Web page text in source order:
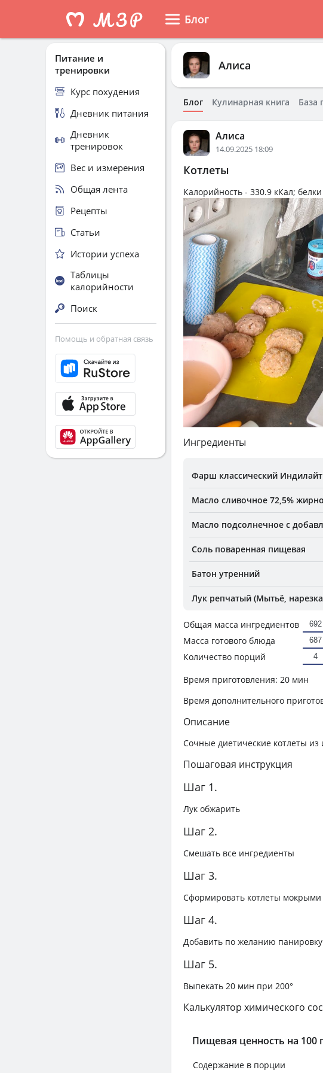
Блог
Алиса
Блог Кулинарная книга База
Алиса
14.09.2025 18:09
Котлеты
Калорийность - 330.9 кКал;
Ингредиенты
Фарш классический Индилайт
Масло сливочное 72,5%
Масло подсолнечное с
Соль поваренная пищевая
Батон утренний
Лук репчатый (Мытьё,
Общая масса ингредиентов
Масса готового блюда
Количество порций
Время приготовления: 20 мин
Время дополнительного
Описание
Сочные диетические котлеты из
Пошаговая инструкция
Шаг 1.
Лук обжарить
Шаг 2.
Смешать все ингредиенты
Шаг 3.
Сформировать котлеты мокрыми
Шаг 4.
Добавить по желанию панировку
Шаг 5.
Выпекать 20 мин при 200°
Калькулятор химического
Пищевая ценность на 100
Содержание в порции
Питание и
тренировки
Курс похудения
Дневник питания
Дневник
тренировок
Вес и измерения
Общая лента
Рецепты
Статьи
Истории успеха
Таблицы
калорийности
Поиск
Помощь и обратная связь